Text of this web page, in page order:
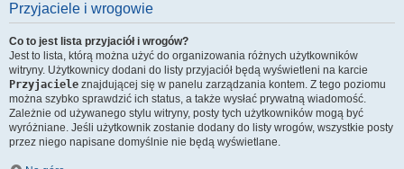
Przyjaciele i wrogowie
Co to jest lista przyjaciół i wrogów?
Jest to lista, którą można użyć do organizowania różnych użytkowników
witryny. Użytkownicy dodani do listy przyjaciół będą wyświetleni na karcie
Przyjaciele znajdującej się w panelu zarządzania kontem. Z tego poziomu
można szybko sprawdzić ich status, a także wysłać prywatną wiadomość.
Zależnie od używanego stylu witryny, posty tych użytkowników mogą być
wyróżniane. Jeśli użytkownik zostanie dodany do listy wrogów, wszystkie posty
przez niego napisane domyślnie nie będą wyświetlane.